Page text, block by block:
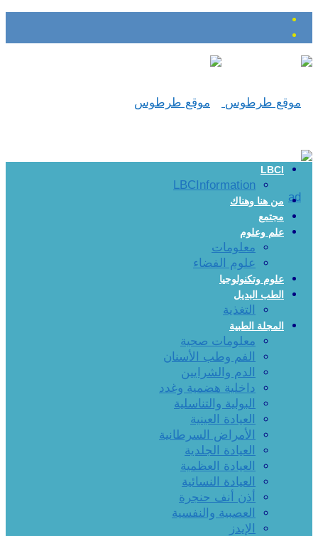
LBCI
LBCInformation
من هنا وهناك
مجتمع
علم وعلوم
معلومات
علوم الفضاء
علوم وتكنولوجيا
الطب البديل
التغذية
المجلة الطبية
معلومات صحية
الفم وطب الأسنان
الدم والشرايين
داخلية هضمية وغدد
البولية والتناسلية
العيادة العينية
الأمراض السرطانية
العيادة الجلدية
العيادة العظمية
العيادة النسائية
أذن أنف حنجرة
العصبية والنفسية
الإيدز